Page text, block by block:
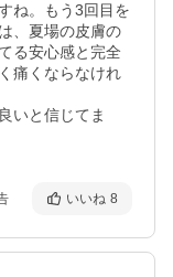
ね。もう3回目を
、夏場の皮膚の
る安心感と完全
痛くならなけれ
いと信じてま
いいね 8